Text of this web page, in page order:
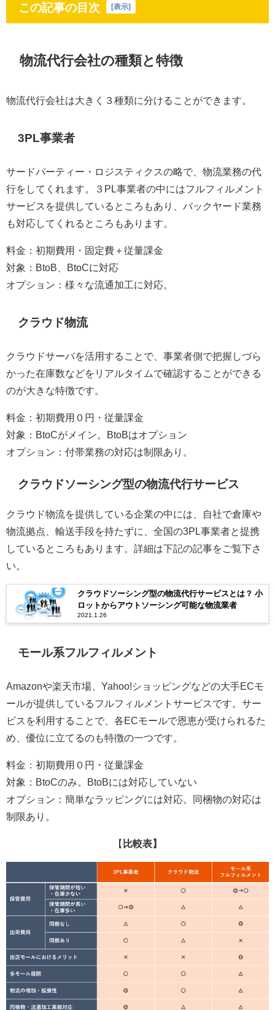
この記事の目次 表示
物流代行会社の種類と特徴
物流代行会社は大きく３種類に分けることができます。
3PL事業者
サードパーティー・ロジスティクスの略で、物流業務の代
行をしてくれます。３PL事業者の中にはフルフィルメント
サービスを提供しているところもあり、バックヤード業務
も対応してくれるところもあります。
料金：初期費用・固定費＋従量課金
対象：BtoB、BtoCに対応
オプション：様々な流通加工に対応。
クラウド物流
クラウドサーバを活用することで、事業者側で把握しづら
かった在庫数などをリアルタイムで確認することができる
のが大きな特徴です。
料金：初期費用０円・従量課金
対象：BtoCがメイン。BtoBはオプション
オプション：付帯業務の対応は制限あり。
クラウドソーシング型の物流代行サービス
クラウド物流を提供している企業の中には、自社で倉庫や
物流拠点、輸送手段を持たずに、全国の3PL事業者と提携
しているところもあります。詳細は下記の記事をご覧下さ
い。
クラウドソーシング型の物流代行サービスとは？ 小
ロットからアウトソーシング可能な物流業者
2021.1.26
モール系フルフィルメント
Amazonや楽天市場、Yahoo!ショッピングなどの大手ECモ
ールが提供しているフルフィルメントサービスです。サー
ビスを利用することで、各ECモールで恩恵が受けられるた
め、優位に立てるのも特徴の一つです。
料金：初期費用０円・従量課金
対象：BtoCのみ。BtoBには対応していない
オプション：簡単なラッピングには対応。同梱物の対応は
制限あり。
【 比較表】